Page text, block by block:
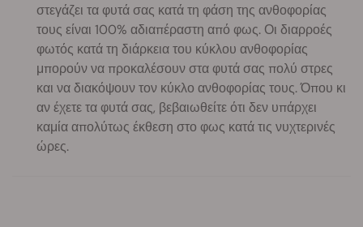
στεγάζει τα φυτά σας κατά τη φάση της ανθοφορίας
τους είναι 100% αδιαπέραστη από φως. Οι διαρροές
φωτός κατά τη διάρκεια του κύκλου ανθοφορίας
μπορούν να προκαλέσουν στα φυτά σας πολύ στρες
και να διακόψουν τον κύκλο ανθοφορίας τους. Όπου κι
αν έχετε τα φυτά σας, βεβαιωθείτε ότι δεν υπάρχει
καμία απολύτως έκθεση στο φως κατά τις νυχτερινές
ώρες.